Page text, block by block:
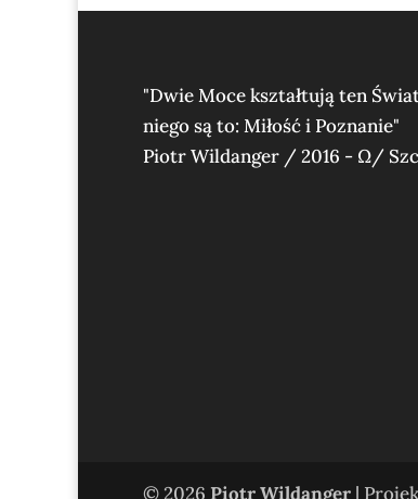
"Dwie Moce kształtują ten
niego są to: Miłość i Poznanie"
Piotr Wildanger / 2016 - Ω/
© 2026 Piotr Wildanger |